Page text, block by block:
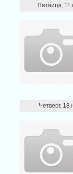
Пятница, 11
Четверг, 18